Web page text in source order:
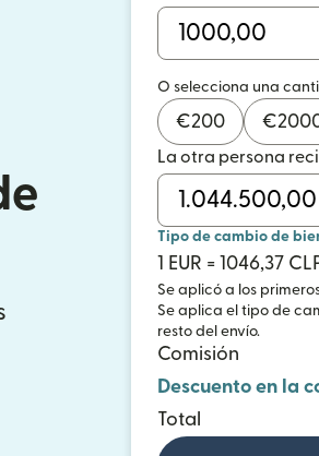
O selecciona una
€200 €
La otra persona
Tipo de cambio de
1 EUR = 1046,37
Se aplicó a los
Se aplica el tipo de
resto del envío.
Comisión
Descuento en la
Total